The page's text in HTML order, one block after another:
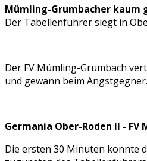
Mümling-Grumbacher kaum
Der Tabellenführer siegt in
Der FV Mümling-Grumbach
und gewann beim
Germania Ober-Roden II - FV
Die ersten 30 Minuten konnte